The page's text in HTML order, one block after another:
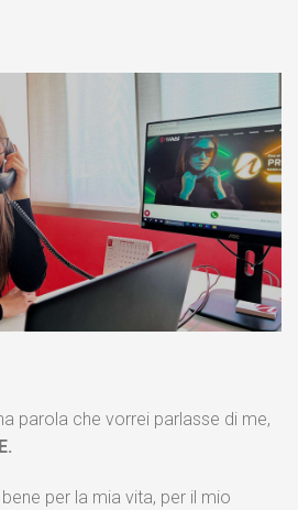
parola che vorrei parlasse di me,
per la mia vita, per il mio